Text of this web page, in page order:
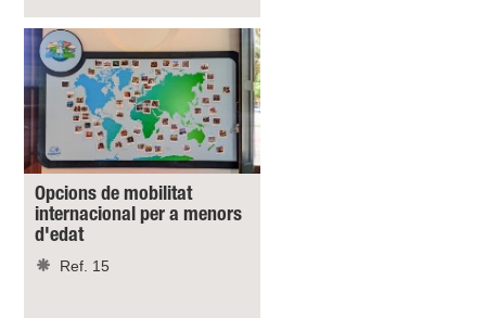
Opcions de mobilitat
internacional per a menors
d'edat
Ref. 15